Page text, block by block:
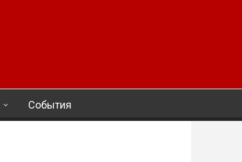
События